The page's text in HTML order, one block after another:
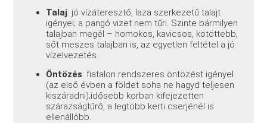
Talaj: jó vízáteresztő, laza szerkezetű talajt
igényel; a pangó vizet nem tűri. Szinte bármilyen
talajban megél – homokos, kavicsos, kötöttebb,
sőt meszes talajban is, az egyetlen feltétel a jó
vízelvezetés.
Öntözés: fiatalon rendszeres öntözést igényel
(az első évben a földet soha ne hagyd teljesen
kiszáradni);idősebb korban kifejezetten
szárazságtűrő, a legtöbb kerti cserjénél is
ellenállóbb.